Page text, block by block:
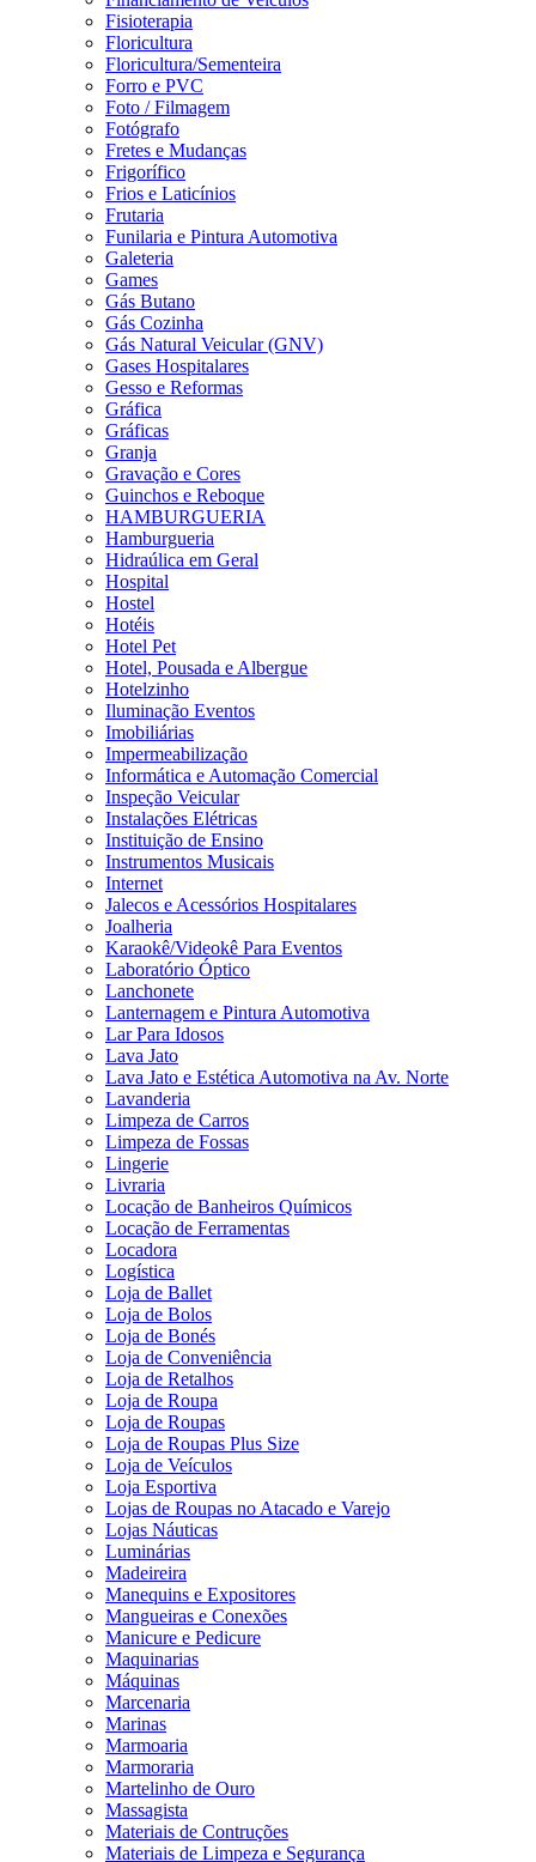
Fisioterapia
Floricultura
Floricultura/Sementeira
Forro e PVC
Foto / Filmagem
Fotógrafo
Fretes e Mudanças
Frigorífico
Frios e Laticínios
Frutaria
Funilaria e Pintura Automotiva
Galeteria
Games
Gás Butano
Gás Cozinha
Gás Natural Veicular (GNV)
Gases Hospitalares
Gesso e Reformas
Gráfica
Gráficas
Granja
Gravação e Cores
Guinchos e Reboque
HAMBURGUERIA
Hamburgueria
Hidraúlica em Geral
Hospital
Hostel
Hotéis
Hotel Pet
Hotel, Pousada e Albergue
Hotelzinho
Iluminação Eventos
Imobiliárias
Impermeabilização
Informática e Automação Comercial
Inspeção Veicular
Instalações Elétricas
Instituição de Ensino
Instrumentos Musicais
Internet
Jalecos e Acessórios Hospitalares
Joalheria
Karaokê/Videokê Para Eventos
Laboratório Óptico
Lanchonete
Lanternagem e Pintura Automotiva
Lar Para Idosos
Lava Jato
Lava Jato e Estética Automotiva na Av. Norte
Lavanderia
Limpeza de Carros
Limpeza de Fossas
Lingerie
Livraria
Locação de Banheiros Químicos
Locação de Ferramentas
Locadora
Logística
Loja de Ballet
Loja de Bolos
Loja de Bonés
Loja de Conveniência
Loja de Retalhos
Loja de Roupa
Loja de Roupas
Loja de Roupas Plus Size
Loja de Veículos
Loja Esportiva
Lojas de Roupas no Atacado e Varejo
Lojas Náuticas
Luminárias
Madeireira
Manequins e Expositores
Mangueiras e Conexões
Manicure e Pedicure
Maquinarias
Máquinas
Marcenaria
Marinas
Marmoaria
Marmoraria
Martelinho de Ouro
Massagista
Materiais de Contruções
Materiais de Limpeza e Segurança